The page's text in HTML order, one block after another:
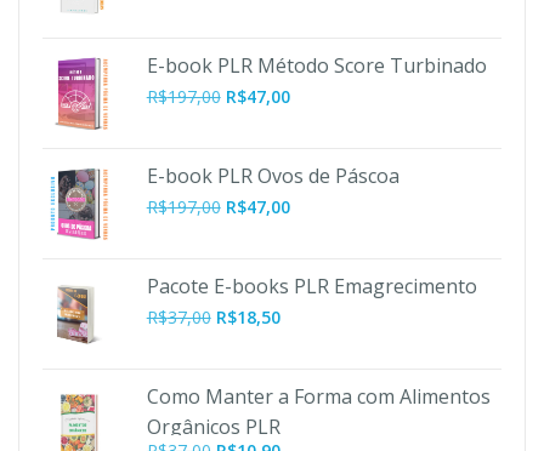
E-book PLR Método Score Turbinado
R$197,00 O
era:
R$197,00.
R$47,00O
é:
R$47,00.
E-book PLR Ovos de Páscoa
R$197,00 O
era:
R$197,00.
R$47,00O
é:
Pacote E-books PLR Emagrecimento
R$37,00 R$18,50
Como Manter a Forma com Alimentos
Orgânicos PLR
O
O